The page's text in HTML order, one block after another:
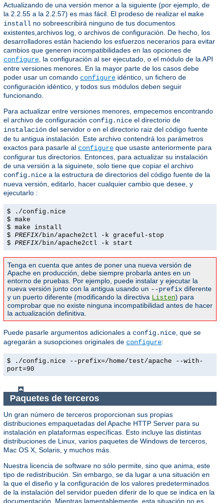
Actualizando de una versión menor a la siguiente (por ejemplo, de
la 2.2.55 a la 2.2.57) es mas fácil. El prodeso de realizar el make
install no sobreescribirá ninguno de tus documentos
existentes,archivos log, o archivos de configuración. De hecho, los
desarrolladores están haciendo los esfuerzos necerarios para evitar
cambios que generen incompatibilidades en las opciones de
configure , la configuración al ser ejecutado, o el módulo de la API
entre versiones menores. En la mayor parte de los casos debe
poder usar un comando configure idéntico, un fichero de
configuración idéntico, y todos sus módulos deben seguir
funcionando.
Para actualizar entre versiones menores, empecemos encontrando
el archivo de configuración config.nice el directorio de
instalación del servidor o en el directorio raiz del código fuente
de tu antigua instalación. Este archivo contendrá los parámetros
exactos para pasarle al configure que usaste anteriormente para
configurar tus directorios. Entonces, para actualizar su instalación
de una versión a la siguinete, solo tiene que copiar el archivo
config.nice a la estructura de directorios del código fuente de la
nueva versión, editarlo, hacer cualquier cambio que desee, y
ejecutarlo :
$ ./config.nice
$ make
$ make install
$ PREFIX/bin/apache2ctl -k graceful-stop
$ PREFIX/bin/apache2ctl -k start
Tenga en cuenta que antes de poner una nueva versión de
Apache en producción, debe siempre probarla antes en un
entorno de pruebas. Por ejemplo, puede instalar y ejecutar la
nueva versión junto con la antigua usando un --prefix diferente
y un puerto diferente (modificando la directiva Listen) para
comprobar que no existe ninguna incompatibilidad antes de hacer
la actualización definitiva.
Puede pasarle argumentos adicionales a config.nice , que se
agregarán a susopciones originales de configure:
$ ./config.nice --prefix=/home/test/apache --with-
port=90
Paquetes de terceros
Un gran número de terceros proporcionan sus propias
distribuciones empaquetadas del Apache HTTP Server para su
instalación en plataformas específicas. Esto incluye las distintas
distribuciones de Linux, varios paquetes de Windows de terceros,
Mac OS X, Solaris, y muchos más.
Nuestra licencia de software no sólo permite, sino que anima, este
tipo de redistribución. Sin embargo, se da lugar a una situación en
la que el diseño y la configuración de los valores predeterminados
de la instalación del servidor pueden diferir de lo que se indica en la
documentación. Mientras lamentablemente, esta situación no es